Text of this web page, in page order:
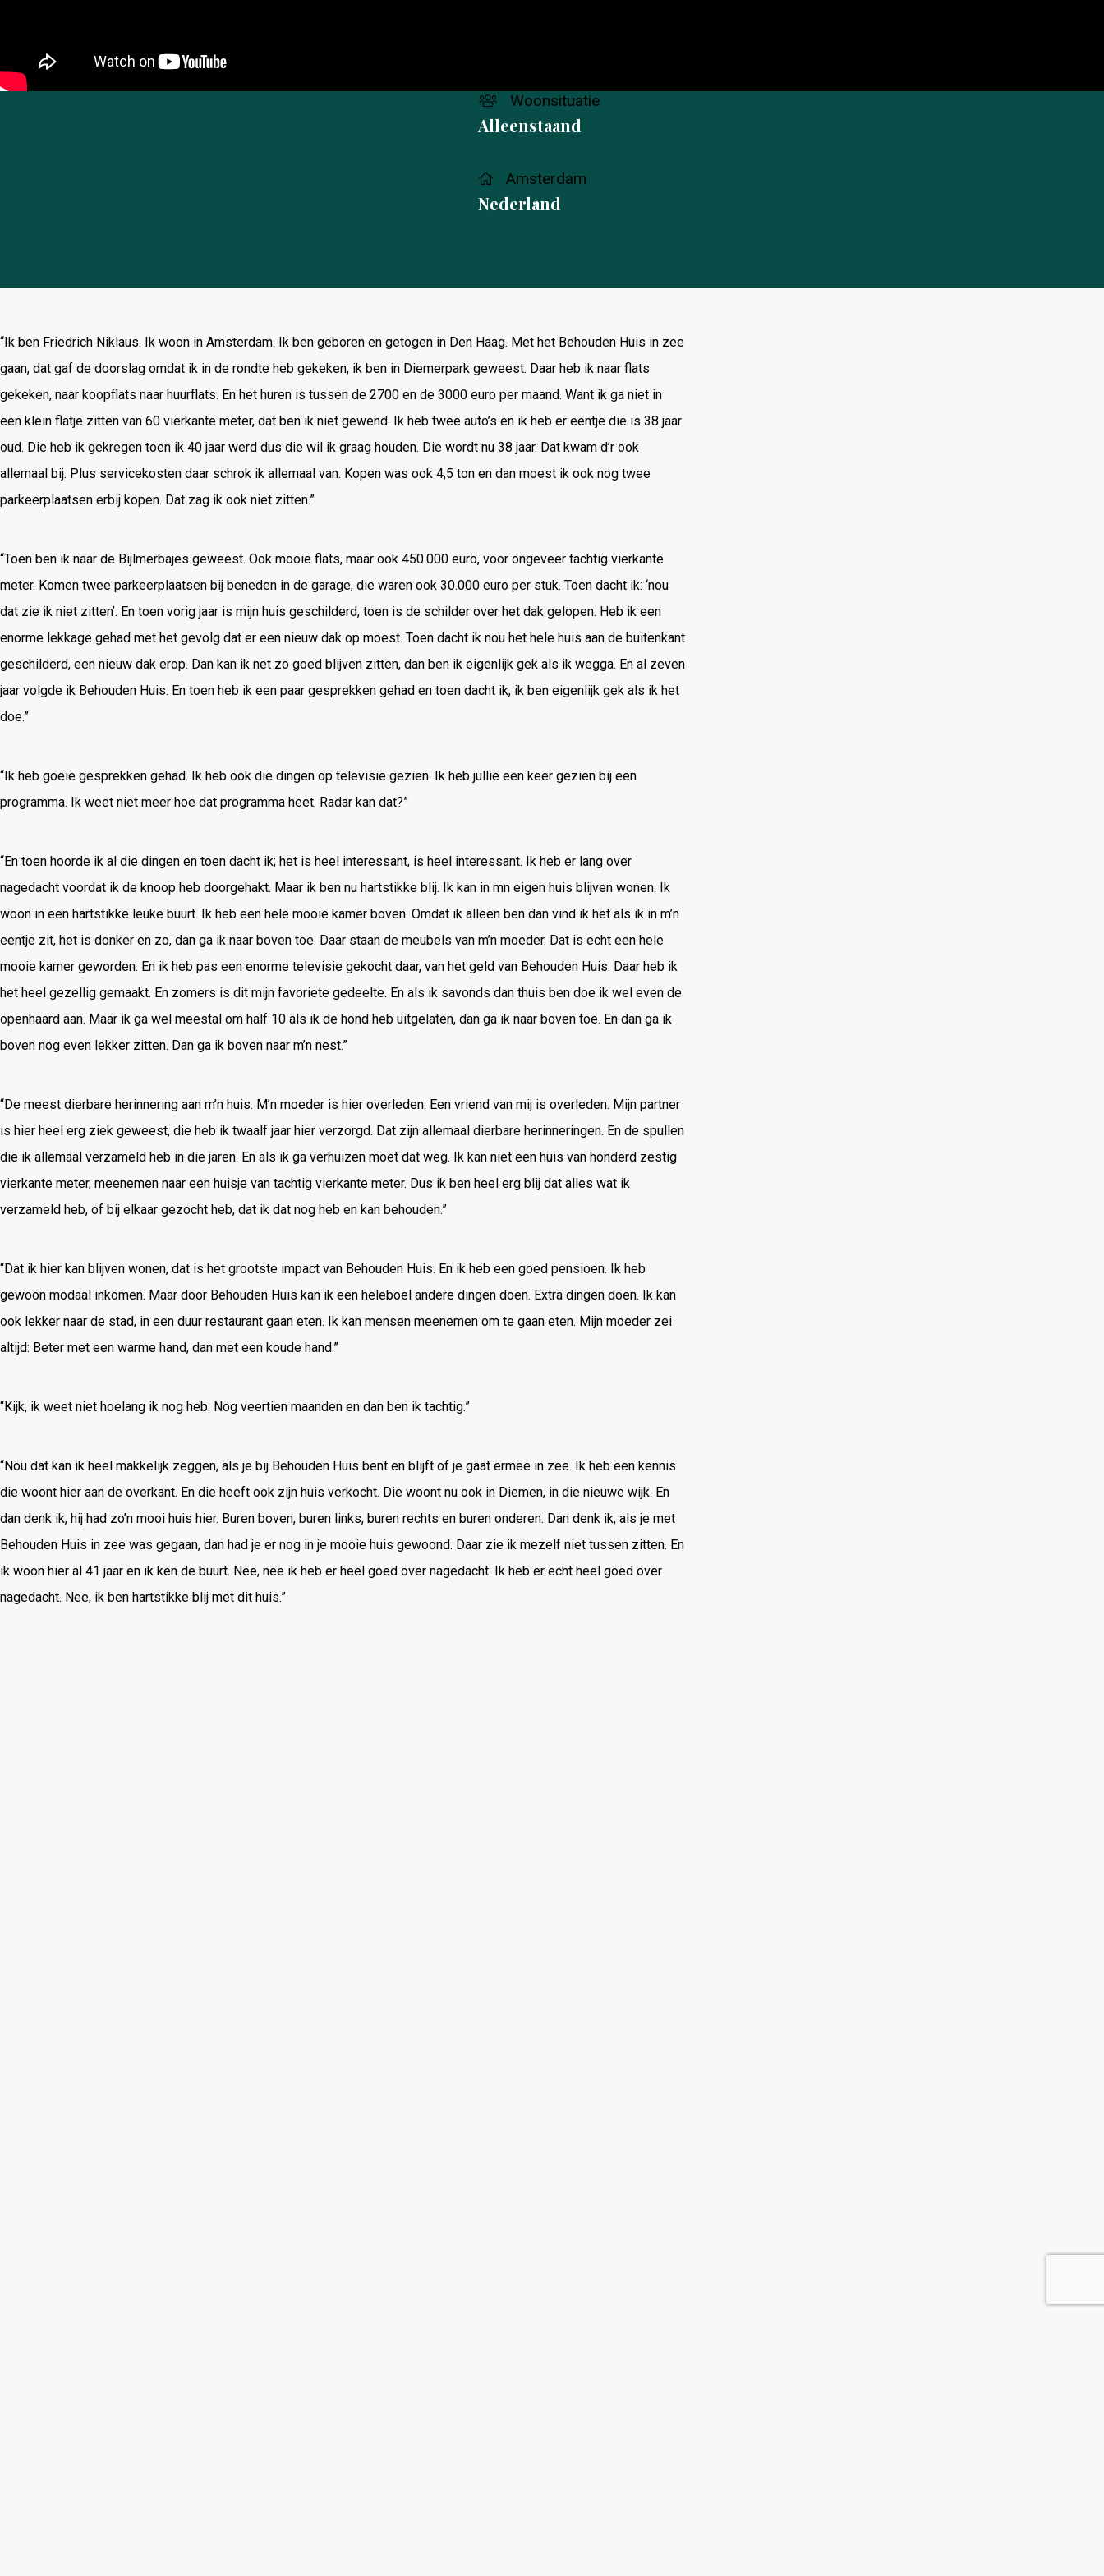
Woonsituatie
Alleenstaand
Amsterdam
Nederland
“Ik ben Friedrich Niklaus. Ik woon in Amsterdam. Ik ben geboren en getogen in Den Haag. Met het Behouden Huis in zee
gaan, dat gaf de doorslag omdat ik in de rondte heb gekeken, ik ben in Diemerpark geweest. Daar heb ik naar flats
gekeken, naar koopflats naar huurflats. En het huren is tussen de 2700 en de 3000 euro per maand. Want ik ga niet in
een klein flatje zitten van 60 vierkante meter, dat ben ik niet gewend. Ik heb twee auto’s en ik heb er eentje die is 38 jaar
oud. Die heb ik gekregen toen ik 40 jaar werd dus die wil ik graag houden. Die wordt nu 38 jaar. Dat kwam d’r ook
allemaal bij. Plus servicekosten daar schrok ik allemaal van. Kopen was ook 4,5 ton en dan moest ik ook nog twee
parkeerplaatsen erbij kopen. Dat zag ik ook niet zitten.”
“Toen ben ik naar de Bijlmerbajes geweest. Ook mooie flats, maar ook 450.000 euro, voor ongeveer tachtig vierkante
meter. Komen twee parkeerplaatsen bij beneden in de garage, die waren ook 30.000 euro per stuk. Toen dacht ik: ‘nou
dat zie ik niet zitten’. En toen vorig jaar is mijn huis geschilderd, toen is de schilder over het dak gelopen. Heb ik een
enorme lekkage gehad met het gevolg dat er een nieuw dak op moest. Toen dacht ik nou het hele huis aan de buitenkant
geschilderd, een nieuw dak erop. Dan kan ik net zo goed blijven zitten, dan ben ik eigenlijk gek als ik wegga. En al zeven
jaar volgde ik Behouden Huis. En toen heb ik een paar gesprekken gehad en toen dacht ik, ik ben eigenlijk gek als ik het
doe.”
“Ik heb goeie gesprekken gehad. Ik heb ook die dingen op televisie gezien. Ik heb jullie een keer gezien bij een
programma. Ik weet niet meer hoe dat programma heet. Radar kan dat?”
“En toen hoorde ik al die dingen en toen dacht ik; het is heel interessant, is heel interessant. Ik heb er lang over
nagedacht voordat ik de knoop heb doorgehakt. Maar ik ben nu hartstikke blij. Ik kan in mn eigen huis blijven wonen. Ik
woon in een hartstikke leuke buurt. Ik heb een hele mooie kamer boven. Omdat ik alleen ben dan vind ik het als ik in m’n
eentje zit, het is donker en zo, dan ga ik naar boven toe. Daar staan de meubels van m’n moeder. Dat is echt een hele
mooie kamer geworden. En ik heb pas een enorme televisie gekocht daar, van het geld van Behouden Huis. Daar heb ik
het heel gezellig gemaakt. En zomers is dit mijn favoriete gedeelte. En als ik savonds dan thuis ben doe ik wel even de
openhaard aan. Maar ik ga wel meestal om half 10 als ik de hond heb uitgelaten, dan ga ik naar boven toe. En dan ga ik
boven nog even lekker zitten. Dan ga ik boven naar m’n nest.”
“De meest dierbare herinnering aan m’n huis. M’n moeder is hier overleden. Een vriend van mij is overleden. Mijn partner
is hier heel erg ziek geweest, die heb ik twaalf jaar hier verzorgd. Dat zijn allemaal dierbare herinneringen. En de spullen
die ik allemaal verzameld heb in die jaren. En als ik ga verhuizen moet dat weg. Ik kan niet een huis van honderd zestig
vierkante meter, meenemen naar een huisje van tachtig vierkante meter. Dus ik ben heel erg blij dat alles wat ik
verzameld heb, of bij elkaar gezocht heb, dat ik dat nog heb en kan behouden.”
“Dat ik hier kan blijven wonen, dat is het grootste impact van Behouden Huis. En ik heb een goed pensioen. Ik heb
gewoon modaal inkomen. Maar door Behouden Huis kan ik een heleboel andere dingen doen. Extra dingen doen. Ik kan
ook lekker naar de stad, in een duur restaurant gaan eten. Ik kan mensen meenemen om te gaan eten. Mijn moeder zei
altijd: Beter met een warme hand, dan met een koude hand.”
“Kijk, ik weet niet hoelang ik nog heb. Nog veertien maanden en dan ben ik tachtig.”
“Nou dat kan ik heel makkelijk zeggen, als je bij Behouden Huis bent en blijft of je gaat ermee in zee. Ik heb een kennis
die woont hier aan de overkant. En die heeft ook zijn huis verkocht. Die woont nu ook in Diemen, in die nieuwe wijk. En
dan denk ik, hij had zo’n mooi huis hier. Buren boven, buren links, buren rechts en buren onderen. Dan denk ik, als je met
Behouden Huis in zee was gegaan, dan had je er nog in je mooie huis gewoond. Daar zie ik mezelf niet tussen zitten. En
ik woon hier al 41 jaar en ik ken de buurt. Nee, nee ik heb er heel goed over nagedacht. Ik heb er echt heel goed over
nagedacht. Nee, ik ben hartstikke blij met dit huis.”